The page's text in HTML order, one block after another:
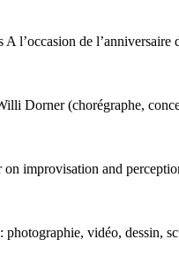
l’occasion de
Dorner (chorégraphe,
improvisation and
vidéo, dessin,